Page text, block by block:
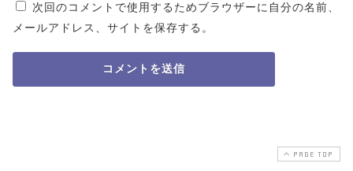
次回のコメントで使用するためブラウザーに自分の名前、
メールアドレス、サイトを保存する。
PAGE TOP